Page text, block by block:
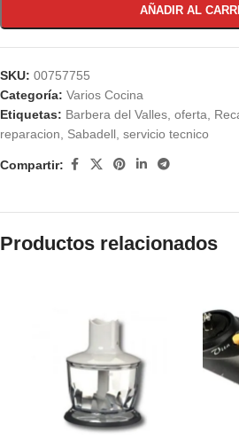
AÑADIR AL
SKU: 00757755
Categoría: Varios Cocina
Etiquetas: Barbera del Valles, oferta,
reparacion, Sabadell, servicio tecnico
Compartir:
Productos relacionados